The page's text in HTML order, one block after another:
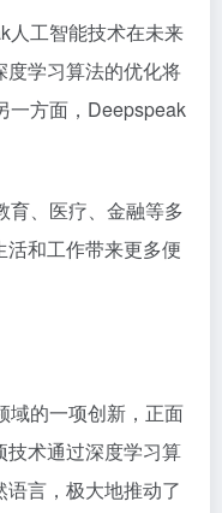
人工智能技术在未来
学习算法的优化将
一方面，Deepspeak
育、医疗、金融等多
和工作带来更多便
域的一项创新，正面
技术通过深度学习算
言，极大地推动了